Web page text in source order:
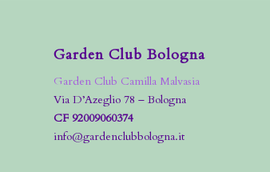
Garden Club Bologna
Garden Club Camilla Malvasia
Via D’Azeglio 78 – Bologna
CF 92009060374
info@gardenclubbologna.it